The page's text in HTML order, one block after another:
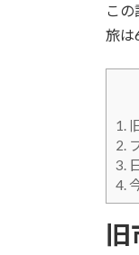
こ
旅は
1.
2.
3.
4.
旧